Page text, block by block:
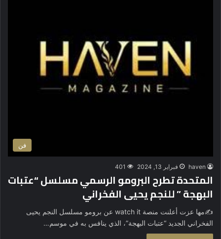
فن
haven فبراير 13, 2024 401
المتحدة تطرح البرومو الرسمي مسلسل “عتبات
البهجة ” للنجم يحيى الفخراني
✍️مها عزت أعلنت منصة watch it عن برومو مسلسل النجم يحيى
الفخراني الجديد “عتبات البهجة”، الذي ينافس به في موسم…